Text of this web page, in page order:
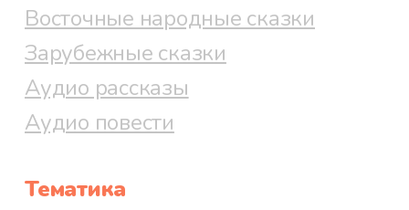
Восточные народные сказки
Зарубежные сказки
Аудио рассказы
Аудио повести
Тематика